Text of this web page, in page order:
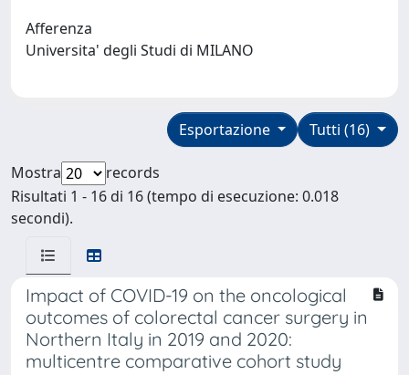
Afferenza
Universita' degli Studi di MILANO
Tutti (16)
Esportazione
Mostra
records
Risultati 1 - 16 di 16 (tempo di esecuzione: 0.018
secondi).
Impact of COVID-19 on the oncological
outcomes of colorectal cancer surgery in
Northern Italy in 2019 and 2020:
multicentre comparative cohort study